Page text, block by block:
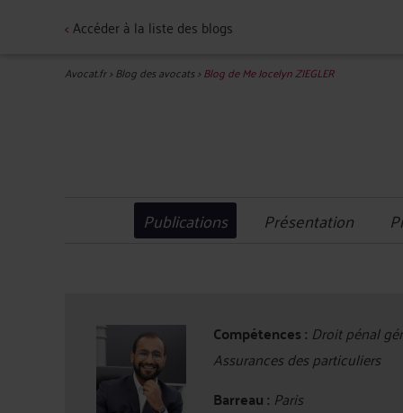
<Accéder à la liste des blogs
Avocat.fr>Blog des avocats>Blog de Me Jocelyn ZIEGLER
Publications Présentation
Compétences : Droit pénal
Assurances des particuliers
Barreau : Paris